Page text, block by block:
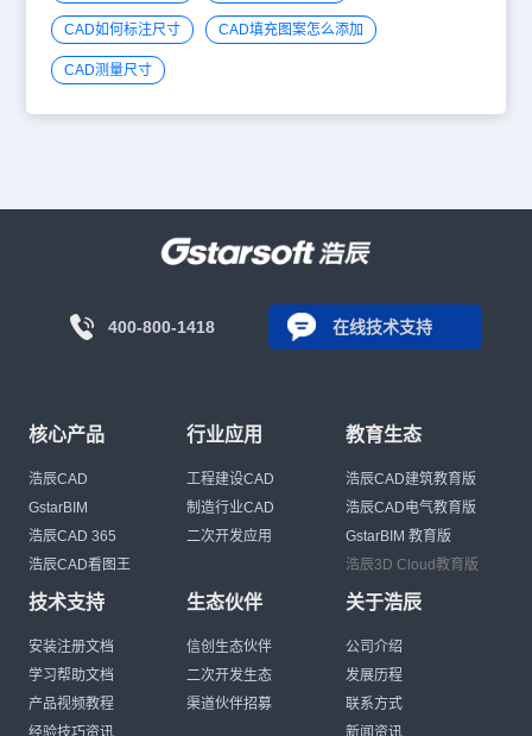
CAD如何标注尺寸 CAD填充图案怎么添加
CAD测量尺寸
400-800-1418 在线技术支持
核心产品
浩辰CAD
GstarBIM
浩辰CAD 365
浩辰CAD看图王
行业应用
工程建设CAD
制造行业CAD
二次开发应用
教育生态
浩辰CAD建筑教育版
浩辰CAD电气教育版
GstarBIM 教育版
浩辰3D Cloud教育版
技术支持
安装注册文档
学习帮助文档
产品视频教程
生态伙伴
信创生态伙伴
二次开发生态
渠道伙伴招募
关于浩辰
公司介绍
发展历程
联系方式